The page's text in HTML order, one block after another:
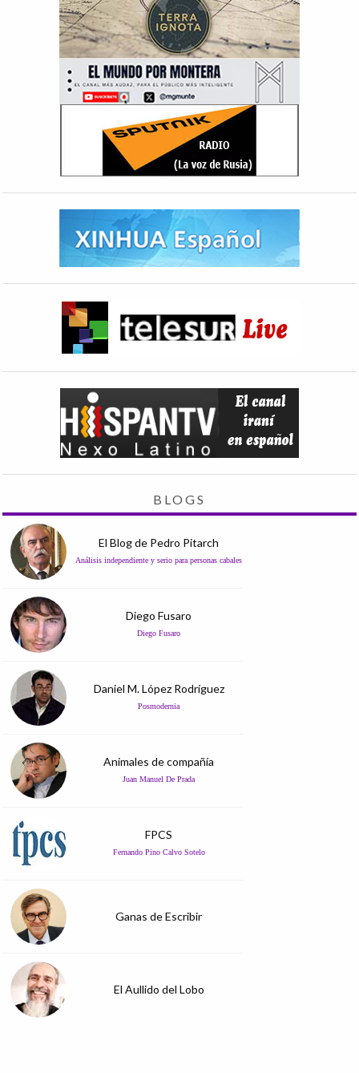
BLOGS
El Blog de Pedro Pitarch
Análisis independiente y serio para personas cabales
Diego Fusaro
Diego Fusaro
Daniel M. López Rodríguez
Posmodernia
Animales de compañía
Juan Manuel De Prada
FPCS
Fernando Pino Calvo Sotelo
Ganas de Escribir
El Aullido del Lobo